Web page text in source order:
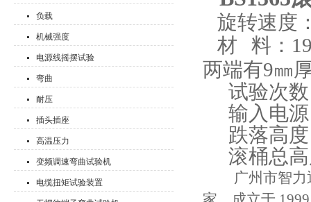
负载
机械强度
电源线摇摆试验
弯曲
耐压
插头插座
高温压力
变频调速弯曲试验机
电缆扭矩试验装置
旋转速度
材
料：
两端有9㎜
试验次数
输入电
跌落高
滚桶总
广州市智力通